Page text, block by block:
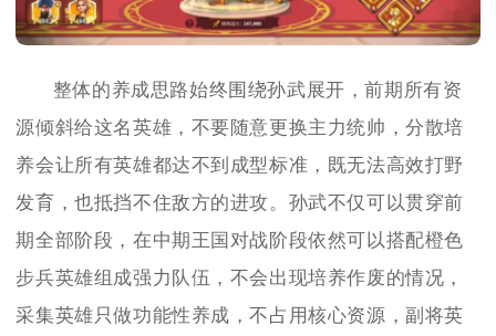
整体的养成思路始终围绕孙武展开，前期所有资
源倾斜给这名英雄，不要随意更换主力统帅，分散培
养会让所有英雄都达不到成型标准，既无法高效打野
发育，也抵挡不住敌方的进攻。孙武不仅可以贯穿前
期全部阶段，在中期王国对战阶段依然可以搭配橙色
步兵英雄组成强力队伍，不会出现培养作废的情况，
采集英雄只做功能性养成，不占用核心资源，副将英